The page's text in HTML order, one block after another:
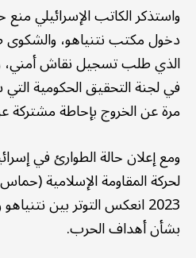
واستذكر الكاتب الإسرائيلي
دخول مكتب نتنياهو،
الذي طلب تسجيل نقاش أمني،
في لجنة التحقيق الحكومية التي
مرة عن الخروج بإحاطة
ومع إعلان حالة الطوارئ في
2023 انعكس التوتر بين
بشأن أهداف الحرب.